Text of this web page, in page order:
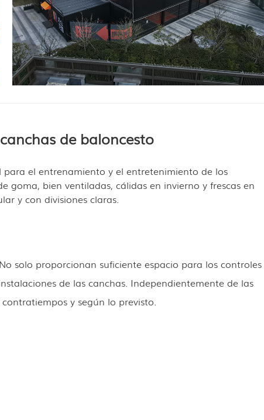
de baloncesto
el entrenamiento y el entretenimiento de los
goma, bien ventiladas, cálidas en invierno y frescas en
y con divisiones claras.
solo proporcionan suficiente espacio para los controles
de las canchas. Independientemente de las
y según lo previsto.